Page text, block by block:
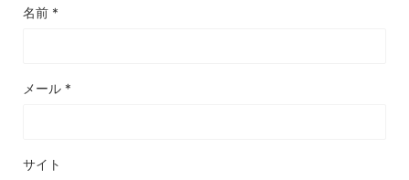
名前 *
メール *
サイト